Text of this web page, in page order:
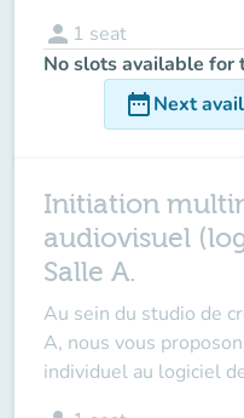
person 1 seat
No slots available for
date_rangeNext
Initiation
audiovisuel
Salle A.
Au sein du studio de
A, nous vous
individuel au logiciel